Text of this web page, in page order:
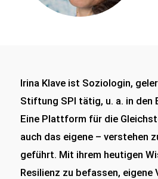
Irina Klave ist Soziologin,
Stiftung SPI tätig, u. a. in den
Eine Plattform für die
auch das eigene – verstehen
geführt. Mit ihrem heutigen
Resilienz zu befassen,